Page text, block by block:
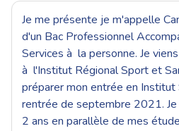
Je me présente je m'appelle
d'un Bac Professionnel
Services à la personne. Je
à l'Institut Régional Sport et
préparer mon entrée en Institut
rentrée de septembre 2021.
2 ans en parallèle de mes